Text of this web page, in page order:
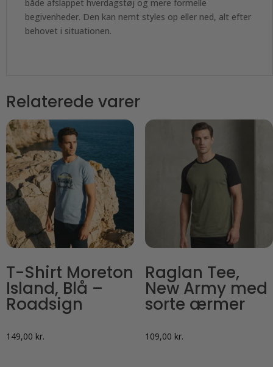
både afslappet hverdagstøj og mere formelle
begivenheder. Den kan nemt styles op eller ned, alt efter
behovet i situationen.
Relaterede varer
T-Shirt Moreton
Island, Blå –
Roadsign
149,00 kr.
Raglan Tee,
New Army med
sorte ærmer
109,00 kr.